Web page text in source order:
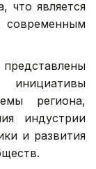
что является
региона,
индустрии
и развития